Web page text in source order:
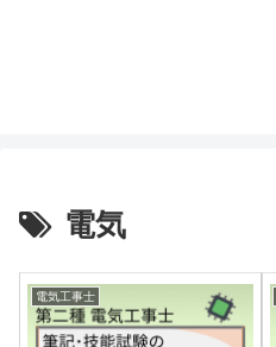
電気
電気工事士